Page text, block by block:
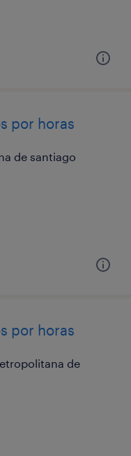
por horas
de santiago
por horas
de